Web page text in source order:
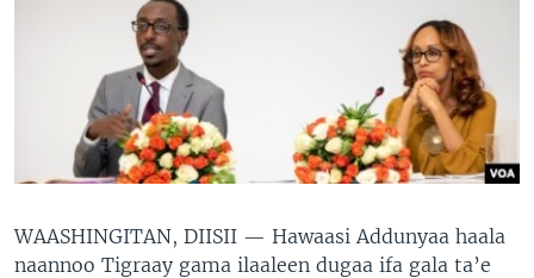
WAASHINGITAN, DIISII — Hawaasi Addunyaa haala
naannoo Tigraay gama ilaaleen dugaa ifa gala ta’e